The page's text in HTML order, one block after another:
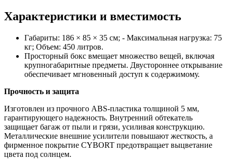
Характеристики и вместимость
Габариты: 186 × 85 × 35 см; - Максимальная нагрузка: 75
кг; Объем: 450 литров.
Просторный бокс вмещает множество вещей, включая
крупногабаритные предметы. Двустороннее открывание
обеспечивает мгновенный доступ к содержимому.
Прочность и защита
Изготовлен из прочного ABS-пластика толщиной 5 мм,
гарантирующего надежность. Внутренний обтекатель
защищает багаж от пыли и грязи, усиливая конструкцию.
Металлические внешние усилители повышают жесткость, а
фирменное покрытие CYBORT предотвращает выцветание
цвета под солнцем.